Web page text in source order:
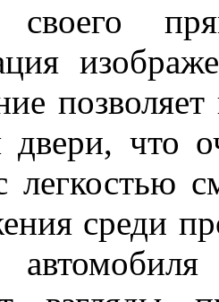
двери, что
легкостью
среди